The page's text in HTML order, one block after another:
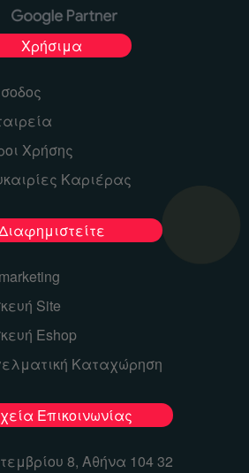
Χρήσιμα
Χρήσης
Καριέρας
Site
Eshop
Καταχώρηση
Επικοινωνίας
8, Αθήνα 104 32